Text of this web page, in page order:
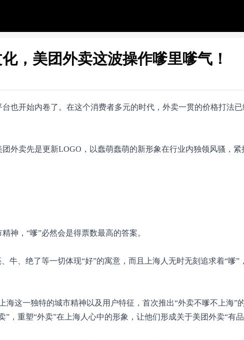
，美团外卖这波操作嗲里嗲气！
也开始内卷了。在这个消费者多元的时代，外卖一贯的价格打法
外卖先是更新LOGO，以蠢萌蠢萌的新形象在行业内独领风骚，
神，“嗲”必然会是得票数最高的答案。
牛、绝了等一切体现“好”的寓意，而且上海人无时无刻追求着“嗲”
海这一独特的城市精神 以及用户特征 ，首次推出“外卖不嗲不上海”
，重塑“外卖”在上海人心中的形象，让他们形成关于美团外卖“有品